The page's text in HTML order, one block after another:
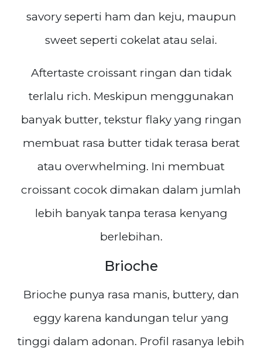
savory seperti ham dan keju, maupun
sweet seperti cokelat atau selai.
Aftertaste croissant ringan dan tidak
terlalu rich. Meskipun menggunakan
banyak butter, tekstur flaky yang ringan
membuat rasa butter tidak terasa berat
atau overwhelming. Ini membuat
croissant cocok dimakan dalam jumlah
lebih banyak tanpa terasa kenyang
berlebihan.
Brioche
Brioche punya rasa manis, buttery, dan
eggy karena kandungan telur yang
tinggi dalam adonan. Profil rasanya lebih